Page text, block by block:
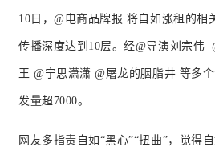
10日，@电商品牌报 将自如涨租的相
传播深度达到10层。经@导演刘宗伟
王 @宁思潇潇 @屠龙的胭脂井 等多
发量超7000。
网友多指责自如“黑心”“扭曲”，觉得